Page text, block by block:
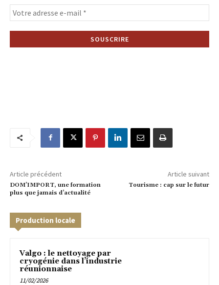
Article précédent
DOM’IMPORT, une formation
plus que jamais d’actualité
Article suivant
Tourisme : cap sur le futur
Production locale
Valgo : le nettoyage par
cryogénie dans l’industrie
réunionnaise
11/02/2026